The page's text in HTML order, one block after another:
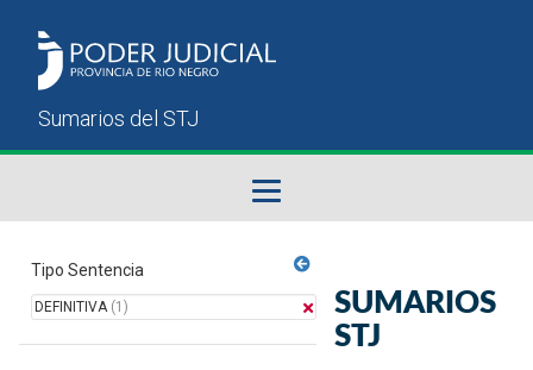
Sumarios del STJ
Tipo Sentencia
DEFINITIVA(1)
SUMARIOS
STJ